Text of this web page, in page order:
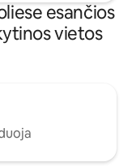
esančios
vietos